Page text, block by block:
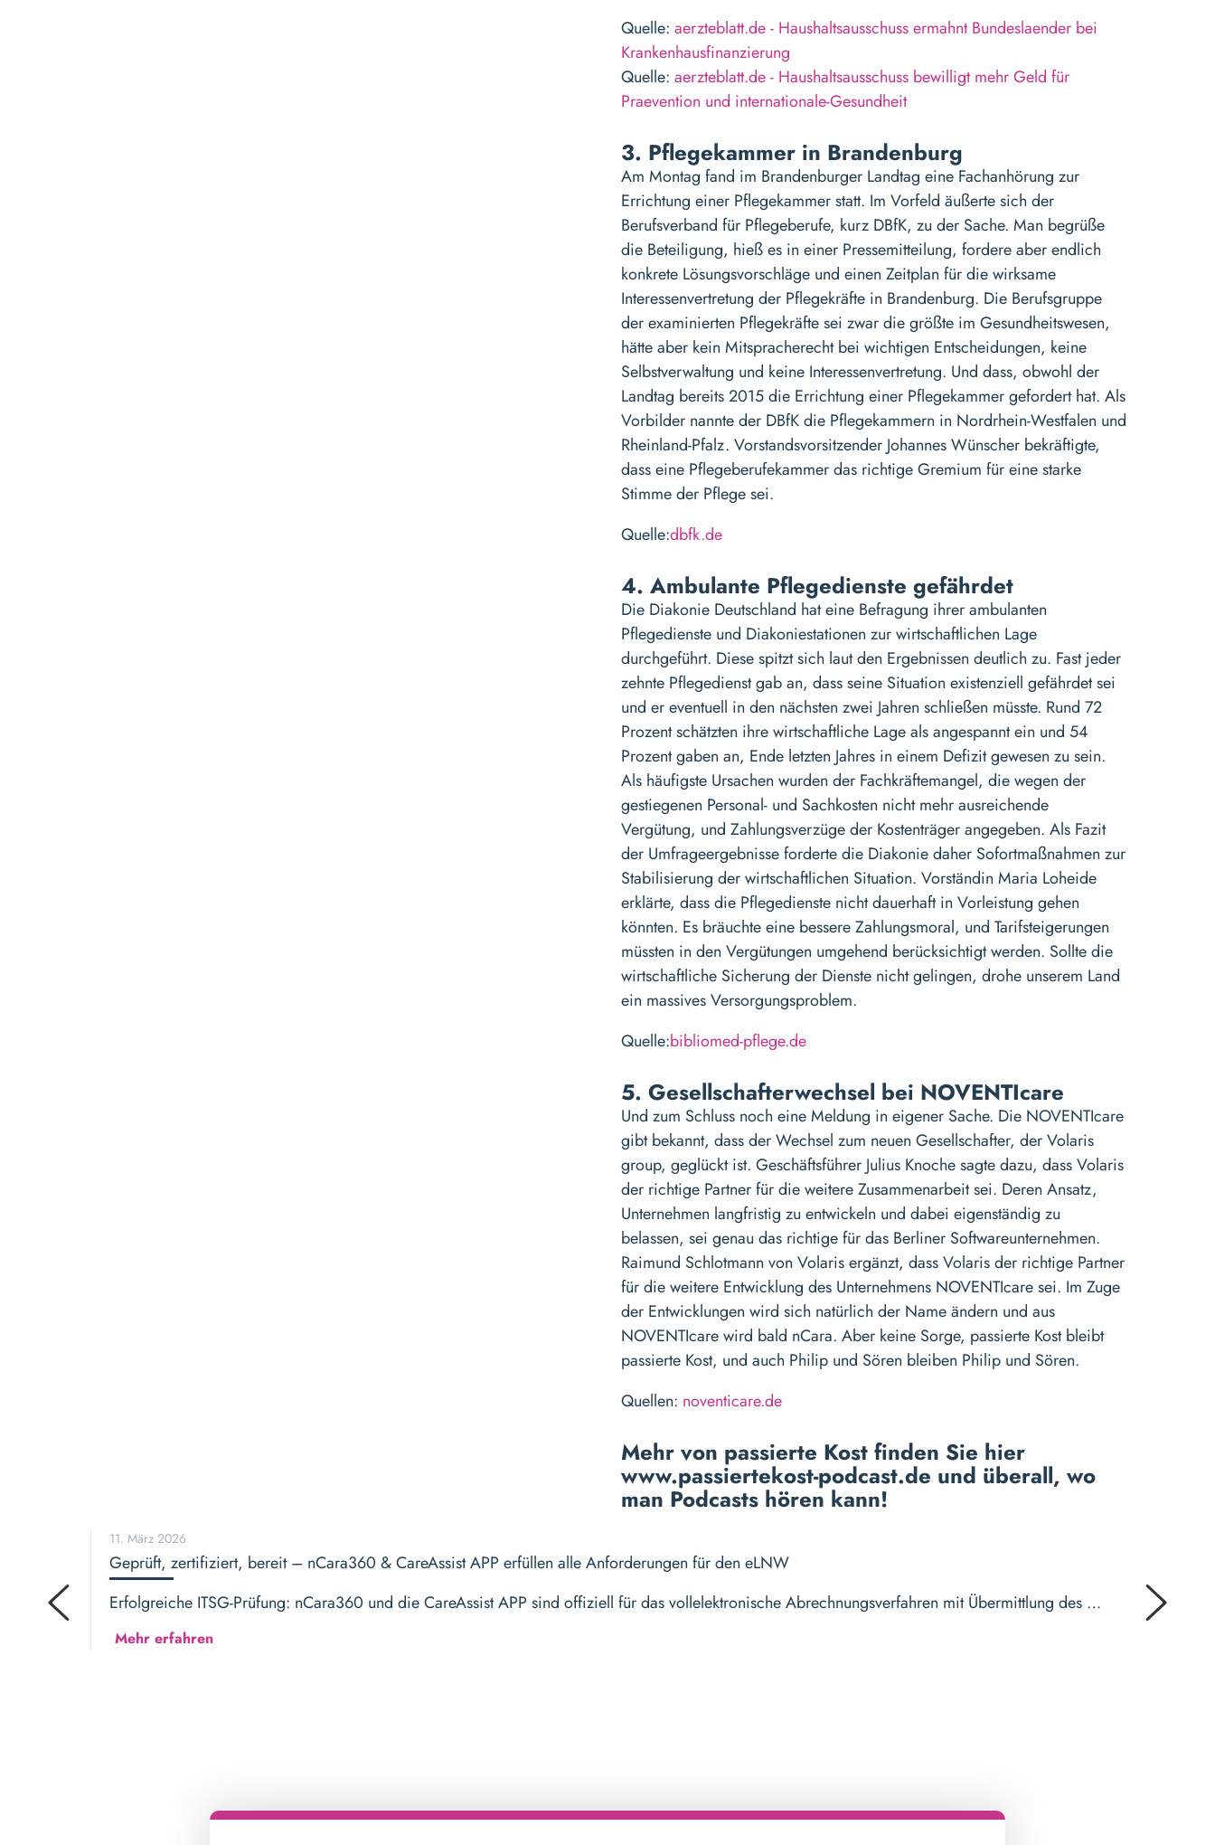
Quelle: aerzteblatt.de - Haushaltsausschuss ermahnt Bundeslaender bei
Krankenhausfinanzierung
Quelle: aerzteblatt.de - Haushaltsausschuss bewilligt mehr Geld für
Praevention und internationale-Gesundheit
3. Pflegekammer in Brandenburg
Am Montag fand im Brandenburger Landtag eine Fachanhörung zur
Errichtung einer Pflegekammer statt. Im Vorfeld äußerte sich der
Berufsverband für Pflegeberufe, kurz DBfK, zu der Sache. Man begrüße
die Beteiligung, hieß es in einer Pressemitteilung, fordere aber endlich
konkrete Lösungsvorschläge und einen Zeitplan für die wirksame
Interessenvertretung der Pflegekräfte in Brandenburg. Die Berufsgruppe
der examinierten Pflegekräfte sei zwar die größte im Gesundheitswesen,
hätte aber kein Mitspracherecht bei wichtigen Entscheidungen, keine
Selbstverwaltung und keine Interessenvertretung. Und dass, obwohl der
Landtag bereits 2015 die Errichtung einer Pflegekammer gefordert hat. Als
Vorbilder nannte der DBfK die Pflegekammern in Nordrhein-Westfalen und
Rheinland-Pfalz. Vorstandsvorsitzender Johannes Wünscher bekräftigte,
dass eine Pflegeberufekammer das richtige Gremium für eine starke
Stimme der Pflege sei.
Quelle:dbfk.de
4. Ambulante Pflegedienste gefährdet
Die Diakonie Deutschland hat eine Befragung ihrer ambulanten
Pflegedienste und Diakoniestationen zur wirtschaftlichen Lage
durchgeführt. Diese spitzt sich laut den Ergebnissen deutlich zu. Fast jeder
zehnte Pflegedienst gab an, dass seine Situation existenziell gefährdet sei
und er eventuell in den nächsten zwei Jahren schließen müsste. Rund 72
Prozent schätzten ihre wirtschaftliche Lage als angespannt ein und 54
Prozent gaben an, Ende letzten Jahres in einem Defizit gewesen zu sein.
Als häufigste Ursachen wurden der Fachkräftemangel, die wegen der
gestiegenen Personal- und Sachkosten nicht mehr ausreichende
Vergütung, und Zahlungsverzüge der Kostenträger angegeben. Als Fazit
der Umfrageergebnisse forderte die Diakonie daher Sofortmaßnahmen zur
Stabilisierung der wirtschaftlichen Situation. Vorständin Maria Loheide
erklärte, dass die Pflegedienste nicht dauerhaft in Vorleistung gehen
könnten. Es bräuchte eine bessere Zahlungsmoral, und Tarifsteigerungen
müssten in den Vergütungen umgehend berücksichtigt werden. Sollte die
wirtschaftliche Sicherung der Dienste nicht gelingen, drohe unserem Land
ein massives Versorgungsproblem.
Quelle:bibliomed-pflege.de
5. Gesellschafterwechsel bei NOVENTIcare
Und zum Schluss noch eine Meldung in eigener Sache. Die NOVENTIcare
gibt bekannt, dass der Wechsel zum neuen Gesellschafter, der Volaris
group, geglückt ist. Geschäftsführer Julius Knoche sagte dazu, dass Volaris
der richtige Partner für die weitere Zusammenarbeit sei. Deren Ansatz,
Unternehmen langfristig zu entwickeln und dabei eigenständig zu
belassen, sei genau das richtige für das Berliner Softwareunternehmen.
Raimund Schlotmann von Volaris ergänzt, dass Volaris der richtige Partner
für die weitere Entwicklung des Unternehmens NOVENTIcare sei. Im Zuge
der Entwicklungen wird sich natürlich der Name ändern und aus
NOVENTIcare wird bald nCara. Aber keine Sorge, passierte Kost bleibt
passierte Kost, und auch Philip und Sören bleiben Philip und Sören.
Quellen: noventicare.de
Mehr von passierte Kost finden Sie hier
www.passiertekost-podcast.de und überall, wo
man Podcasts hören kann!
11. März 2026
Geprüft, zertifiziert, bereit – nCara360 & CareAssist APP erfüllen alle Anforderungen für den eLNW
Erfolgreiche ITSG-Prüfung: nCara360 und die CareAssist APP sind offiziell für das vollelektronische Abrechnungsverfahren mit Übermittlung des …
Mehr erfahren
Mit